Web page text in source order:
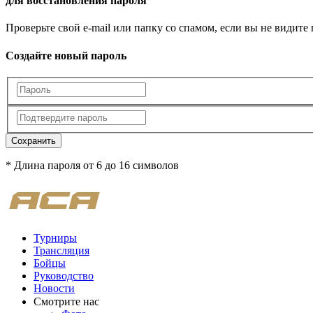
Проверьте свой e-mail или папку со спамом, если вы не видите
Создайте новый пароль
Сохранить
* Длина пароля от 6 до 16 символов
Турниры
Трансляция
Бойцы
Руководство
Новости
Смотрите нас